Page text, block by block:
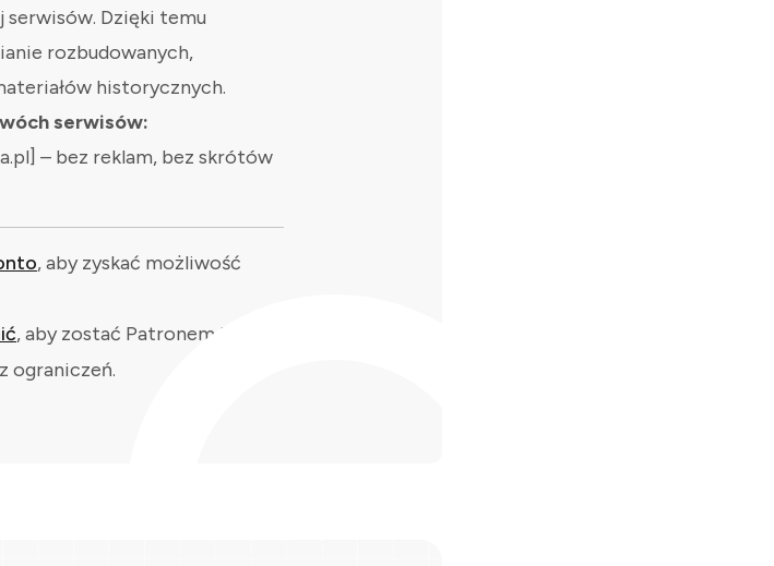
serwisów. Dzięki temu
rozbudowanych,
historycznych.
serwisów:
– bez reklam, bez skrótów
, aby zyskać możliwość
, aby zostać Patronem i
ograniczeń.